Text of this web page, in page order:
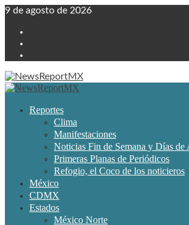
Skip
content
9 de agosto de 2026
Primary
Reportes
Clima
Manifestaciones
Noticias Fin de Semana y Días de
Primeras Planas de Periódicos
Refogio, el Coco de los noticieros
México
CDMX
Estados
México Norte